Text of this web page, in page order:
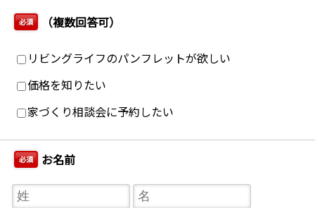
必須 （複数回答可）
リビングライフのパンフレットが欲しい
価格を知りたい
家づくり相談会に予約したい
必須 お名前